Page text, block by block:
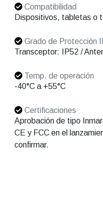
Compatibilidad
Dispositivos, tabletas o
Grado de Protección
Transceptor: IP52 /
Temp. de operación
-40°C a +55°C
Certificaciones
Aprobación de tipo
CE y FCC en el
confirmar.